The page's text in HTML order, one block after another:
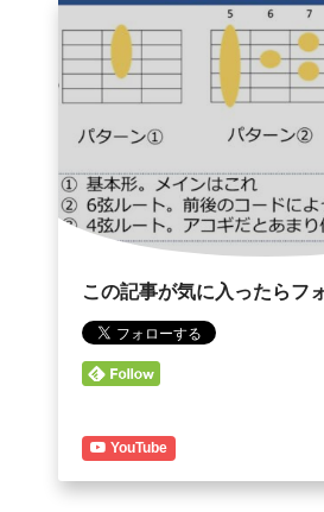
この記事が気に入ったらフ
YouTube